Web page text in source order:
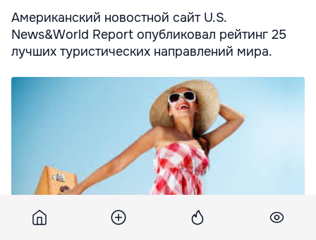
Американский новостной сайт U.S.
News&World Report опубликовал рейтинг 25
лучших туристических направлений мира.